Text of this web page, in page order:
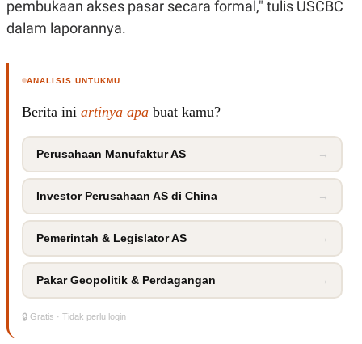
pembukaan akses pasar secara formal," tulis USCBC
dalam laporannya.
ANALISIS UNTUKMU
Berita ini artinya apa buat kamu?
Perusahaan Manufaktur AS →
Investor Perusahaan AS di China →
Pemerintah & Legislator AS →
Pakar Geopolitik & Perdagangan →
🔒 Gratis · Tidak perlu login